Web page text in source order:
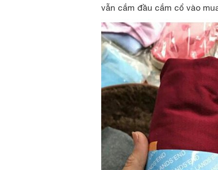
vẫn cắm đầu cắm cổ vào